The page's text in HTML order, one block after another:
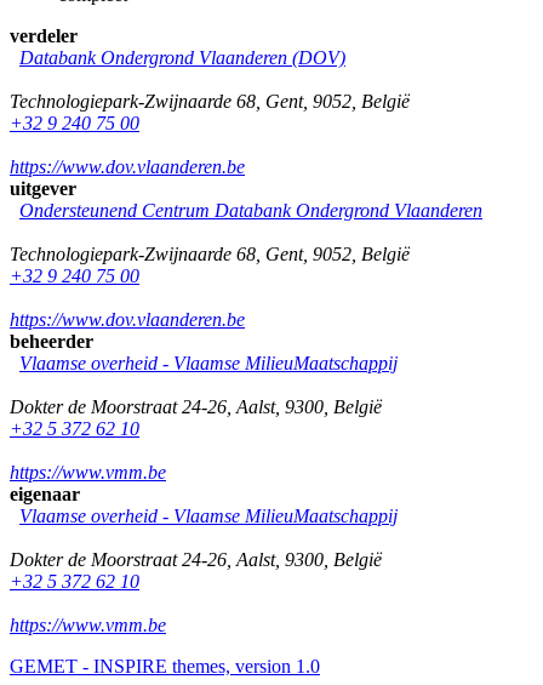
verdeler
Databank Ondergrond Vlaanderen (DOV)
Technologiepark-Zwijnaarde 68 Gent, 9052 België
+32 9 240 75 00
https://www.dov.vlaanderen.be
uitgever
Ondersteunend Centrum Databank Ondergrond Vlaanderen
Technologiepark-Zwijnaarde 68 Gent, 9052 België
+32 9 240 75 00
https://www.dov.vlaanderen.be
beheerder
Vlaamse overheid - Vlaamse MilieuMaatschappij
Dokter de Moorstraat 24-26 Aalst, 9300 België
+32 5 372 62 10
https://www.vmm.be
eigenaar
Vlaamse overheid - Vlaamse MilieuMaatschappij
Dokter de Moorstraat 24-26 Aalst, 9300 België
+32 5 372 62 10
https://www.vmm.be
GEMET - INSPIRE themes, version 1.0